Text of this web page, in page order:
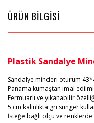
ÜRÜN BİLGİSİ
Plastik Sandalye
Sandalye minderi oturum
Panama kumaştan imal
Fermuarlı ve yıkanabilir
5 cm kalınlıkta gri sünger
İsteğe bağlı ölçü ve